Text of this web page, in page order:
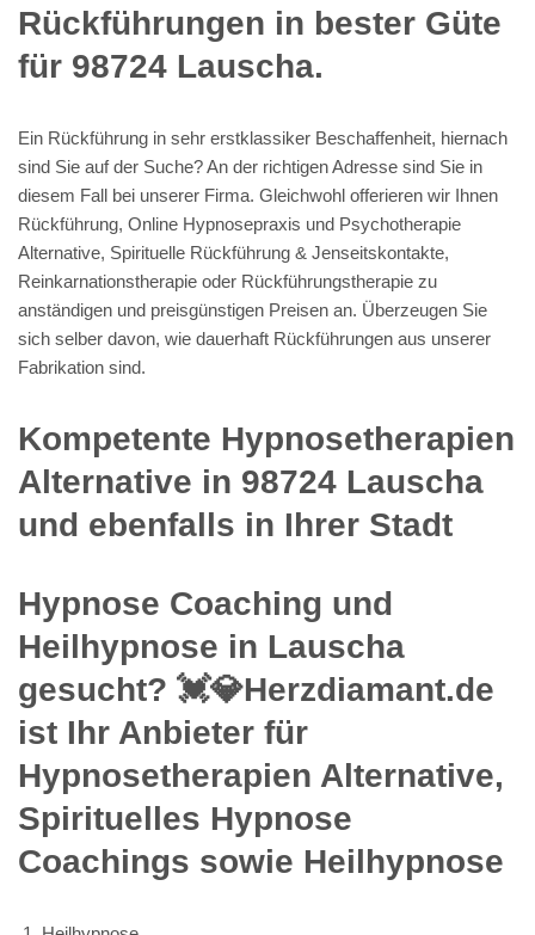
Rückführungen in bester Güte
für 98724 Lauscha.
Ein Rückführung in sehr erstklassiker Beschaffenheit, hiernach
sind Sie auf der Suche? An der richtigen Adresse sind Sie in
diesem Fall bei unserer Firma. Gleichwohl offerieren wir Ihnen
Rückführung, Online Hypnosepraxis und Psychotherapie
Alternative, Spirituelle Rückführung & Jenseitskontakte,
Reinkarnationstherapie oder Rückführungstherapie zu
anständigen und preisgünstigen Preisen an. Überzeugen Sie
sich selber davon, wie dauerhaft Rückführungen aus unserer
Fabrikation sind.
Kompetente Hypnosetherapien
Alternative in 98724 Lauscha
und ebenfalls in Ihrer Stadt
Hypnose Coaching und
Heilhypnose in Lauscha
gesucht? 💓️💎Herzdiamant.de
ist Ihr Anbieter für
Hypnosetherapien Alternative,
Spirituelles Hypnose
Coachings sowie Heilhypnose